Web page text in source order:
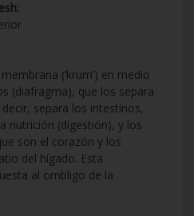
(‘krum’) en medio
(diafragma), que los separa
separa los intestinos,
nutrición (digestión), y los
son el corazón y los
del hígado. Esta
al ombligo de la